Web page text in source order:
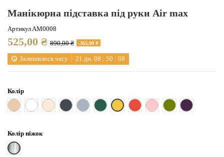
Манікюрна підставка під руки Air max
Артикул AM0008
525,00 ₴ 890,00 ₴ -365,00 ₴
Залишилося часу 21 дн. 08 : 50 : 07
Колір
БежевийБілий КремовийЧорний Сірий Смарагдовий
Жовтий ЧервонийРожевийХакі Фіолетовий
Колір ніжок
Срібні (хромовані)